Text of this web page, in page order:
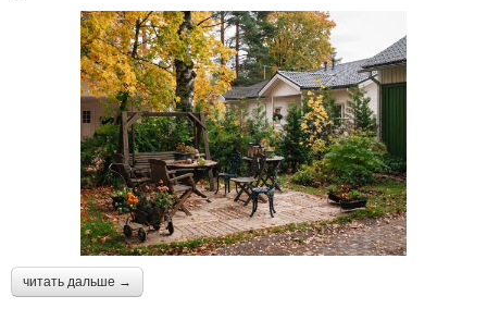
читать дальше →